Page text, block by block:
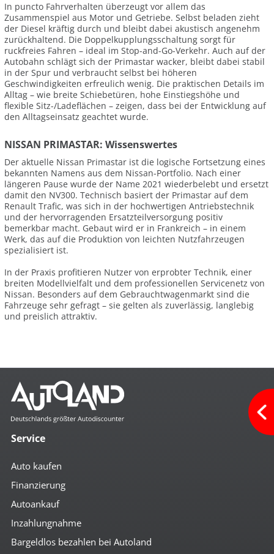
In puncto Fahrverhalten überzeugt vor allem das
Zusammenspiel aus Motor und Getriebe. Selbst beladen zieht
der Diesel kräftig durch und bleibt dabei akustisch angenehm
zurückhaltend. Die Doppelkupplungsschaltung sorgt für
ruckfreies Fahren – ideal im Stop-and-Go-Verkehr. Auch auf der
Autobahn schlägt sich der Primastar wacker, bleibt dabei stabil
in der Spur und verbraucht selbst bei höheren
Geschwindigkeiten erfreulich wenig. Die praktischen Details im
Alltag – wie breite Schiebetüren, hohe Einstiegshöhe und
flexible Sitz-/Ladeflächen – zeigen, dass bei der Entwicklung auf
den Alltagseinsatz geachtet wurde.
NISSAN PRIMASTAR: Wissenswertes
Der aktuelle Nissan Primastar ist die logische Fortsetzung eines
bekannten Namens aus dem Nissan-Portfolio. Nach einer
längeren Pause wurde der Name 2021 wiederbelebt und ersetzt
damit den NV300. Technisch basiert der Primastar auf dem
Renault Trafic, was sich in der hochwertigen Antriebstechnik
und der hervorragenden Ersatzteilversorgung positiv
bemerkbar macht. Gebaut wird er in Frankreich – in einem
Werk, das auf die Produktion von leichten Nutzfahrzeugen
spezialisiert ist.
In der Praxis profitieren Nutzer von erprobter Technik, einer
breiten Modellvielfalt und dem professionellen Servicenetz von
Nissan. Besonders auf dem Gebrauchtwagenmarkt sind die
Fahrzeuge sehr gefragt – sie gelten als zuverlässig, langlebig
und preislich attraktiv.
Service
Auto kaufen
Finanzierung
Autoankauf
Inzahlungnahme
Bargeldlos bezahlen bei Autoland